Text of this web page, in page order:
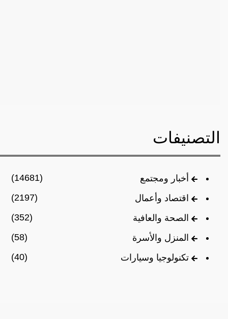
التصنيفات
أخبار ومجتمع
(14681)
اقتصاد وأعمال
(2197)
الصحة والعافية
(352)
المنزل والأسرة
(58)
تكنولوجيا وسيارات
(40)